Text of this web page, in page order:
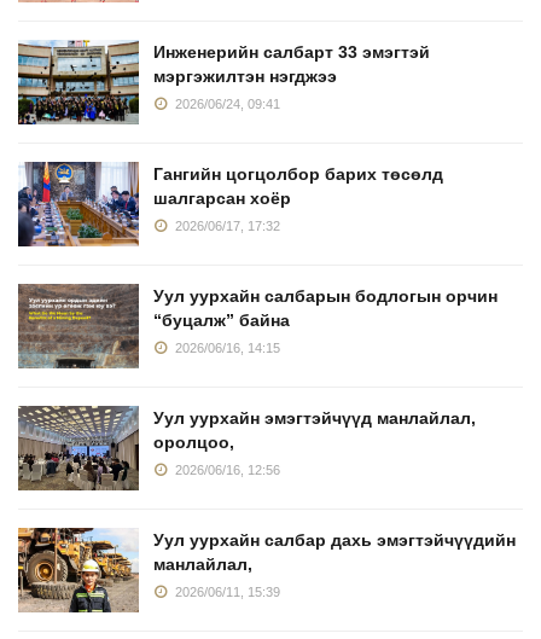
Инженерийн салбарт 33 эмэгтэй
мэргэжилтэн нэгджээ
2026/06/24, 09:41
Гангийн цогцолбор барих төсөлд
шалгарсан хоёр
2026/06/17, 17:32
Уул уурхайн салбарын бодлогын орчин
“буцалж” байна
2026/06/16, 14:15
Уул уурхайн эмэгтэйчүүд манлайлал,
оролцоо,
2026/06/16, 12:56
Уул уурхайн салбар дахь эмэгтэйчүүдийн
манлайлал,
2026/06/11, 15:39